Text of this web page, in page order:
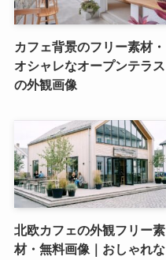
カフェ背景のフリー素材・
オシャレなオープンテラス
の外観画像
北欧カフェの外観フリー素
材・無料画像｜おしゃれな